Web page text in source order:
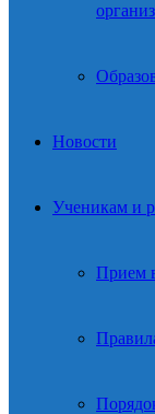
Новости
Ученикам и
Прием